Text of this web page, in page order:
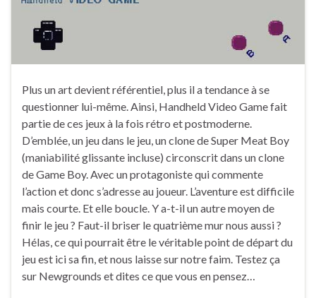
Plus un art devient référentiel, plus il a tendance à se
questionner lui-même. Ainsi, Handheld Video Game fait
partie de ces jeux à la fois rétro et postmoderne.
D’emblée, un jeu dans le jeu, un clone de Super Meat Boy
(maniabilité glissante incluse) circonscrit dans un clone
de Game Boy. Avec un protagoniste qui commente
l’action et donc s’adresse au joueur. L’aventure est difficile
mais courte. Et elle boucle. Y a-t-il un autre moyen de
finir le jeu ? Faut-il briser le quatrième mur nous aussi ?
Hélas, ce qui pourrait être le véritable point de départ du
jeu est ici sa fin, et nous laisse sur notre faim. Testez ça
sur Newgrounds et dites ce que vous en pensez…